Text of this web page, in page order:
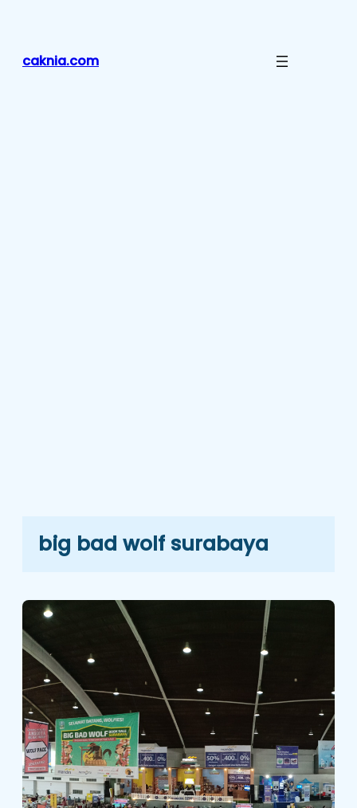
caknia.com
big bad wolf surabaya